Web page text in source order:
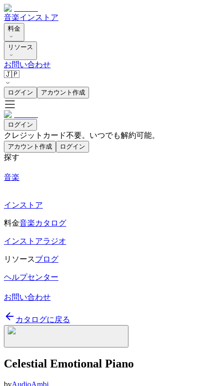
音楽インストア
料金
リソース
お問い合わせ
🇯🇵
ログイン アカウント作成
ログイン
クレジットカード不要。いつでも解約可能。
アカウント作成 ログイン
探す
音楽
インストア
料金音楽カタログ
インストアラジオ
リソースブログ
ヘルプセンター
お問い合わせ
カタログに戻る
Celestial Emotional Piano
byAudioAmbi